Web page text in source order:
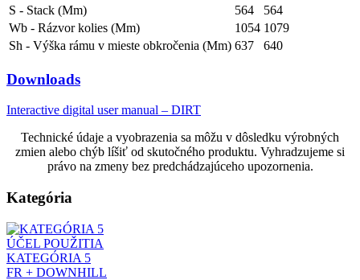
S - Stack (Mm)
564
564
Wb - Rázvor kolies (Mm)
1054 1079
Sh - Výška rámu v mieste obkročenia (Mm) 637 640
Downloads
Interactive digital user manual – DIRT
Technické údaje a vyobrazenia sa môžu v dôsledku výrobných
zmien alebo chýb líšiť od skutočného produktu. Vyhradzujeme si
právo na zmeny bez predchádzajúceho upozornenia.
Kategória
ÚČEL POUŽITIA
KATEGÓRIA 5
FR + DOWNHILL